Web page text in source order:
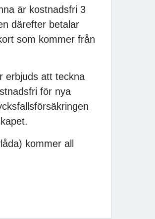
är kostnadsfri 3
därefter betalar
som kommer från
erbjuds att teckna
för nya
kommer all